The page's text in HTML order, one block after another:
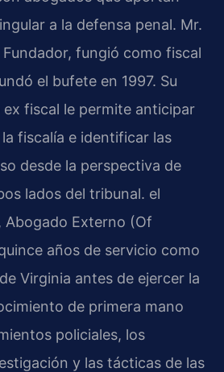
a la defensa penal. Mr.
fungió como fiscal
el bufete en 1997. Su
fiscal le permite anticipar
fiscalía e identificar las
desde la perspectiva de
lados del tribunal. el
Abogado Externo (Of
años de servicio como
Virginia antes de ejercer la
de primera mano
policiales, los
y las tácticas de las